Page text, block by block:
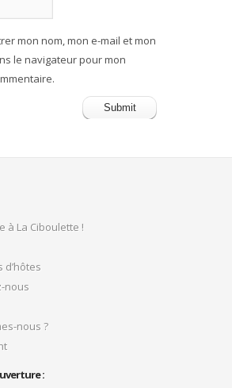
mon nom, mon e-mail et mon
le navigateur pour mon
à La Ciboulette !
d’hôtes
nous
nous ?
: